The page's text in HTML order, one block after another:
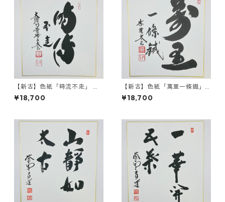
【新古】色紙「時流不走」 小
林太玄師 自筆 たとう紙入
¥18,700
【新古】色紙「萬里一條鐡」
小林太玄師 自筆 たとう紙入
¥18,700